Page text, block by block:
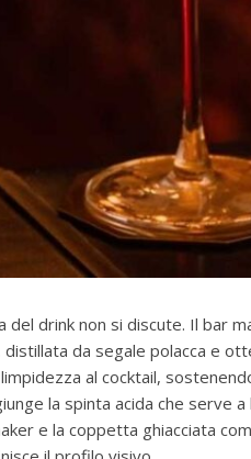
del drink non si discute. Il bar
distillata da segale polacca e
al cocktail,
la spinta acida che serve
e la coppetta ghiacciata